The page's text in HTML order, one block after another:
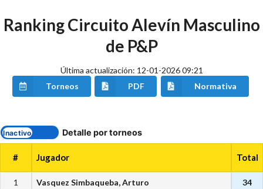
Ranking Circuito Alevín Masculino
de P&P
Última actualización: 12-01-2026 09:21
Torneos
PDF Normativa
Detalle por torneos
# Jugador Total
1 Vasquez Simbaqueba, Arturo 34